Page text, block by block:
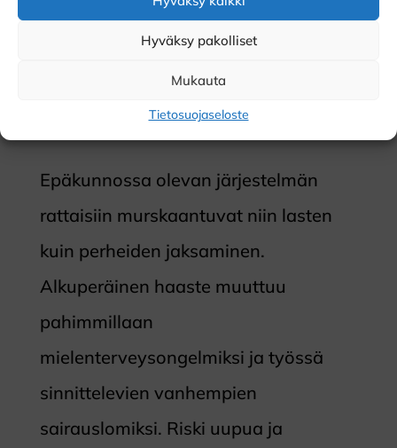
Hyväksy pakolliset
Mukauta
Tietosuojaseloste
puutteellisena, syyllistävä ja jopa
vanhempia häpäisevänä – ja tarjottu
tuki koetaan kuormittavana ja
voimavaroja vievänä.
Epäkunnossa olevan järjestelmän
rattaisiin murskaantuvat niin lasten
kuin perheiden jaksaminen.
Alkuperäinen haaste muuttuu
pahimmillaan
mielenterveysongelmiksi ja työssä
sinnittelevien vanhempien
sairauslomiksi. Riski uupua ja